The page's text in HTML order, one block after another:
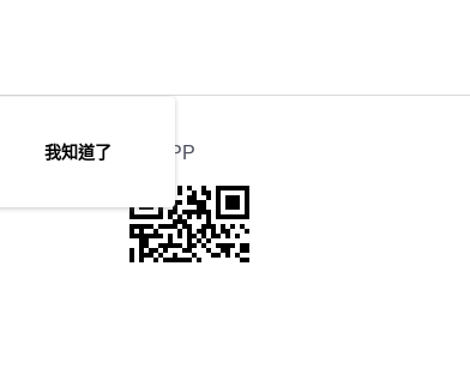
官方APP
我知道了